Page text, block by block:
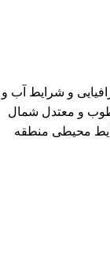
و شرایط آب و
و معتدل شمال
محیطی منطقه